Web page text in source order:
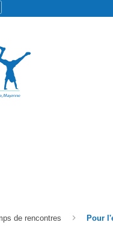
de rencontres Pour